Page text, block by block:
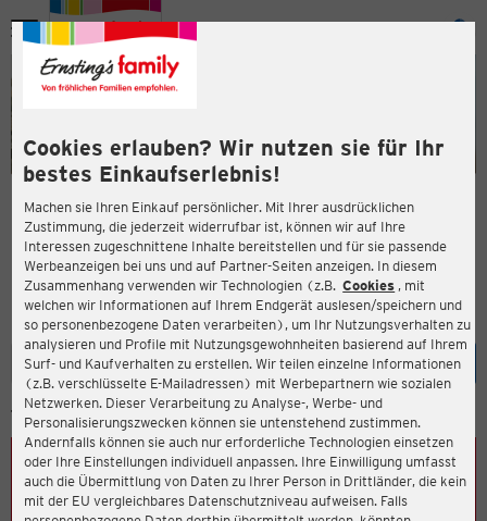
Cookies erlauben? Wir nutzen sie für Ihr
bestes Einkaufserlebnis!
Machen sie Ihren Einkauf persönlicher. Mit Ihrer ausdrücklichen
Zustimmung, die jederzeit widerrufbar ist, können wir auf Ihre
Interessen zugeschnittene Inhalte bereitstellen und für sie passende
Werbeanzeigen bei uns und auf Partner-Seiten anzeigen. In diesem
Zusammenhang verwenden wir Technologien (z.B. Cookies , mit
welchen wir Informationen auf Ihrem Endgerät auslesen/speichern und
so personenbezogene Daten verarbeiten), um Ihr Nutzungsverhalten zu
analysieren und Profile mit Nutzungsgewohnheiten basierend auf Ihrem
Surf- und Kaufverhalten zu erstellen. Wir teilen einzelne Informationen
(z.B. verschlüsselte E-Mailadressen) mit Werbepartnern wie sozialen
Netzwerken. Dieser Verarbeitung zu Analyse-, Werbe- und
Personalisierungszwecken können sie untenstehend zustimmen.
Andernfalls können sie auch nur erforderliche Technologien einsetzen
oder Ihre Einstellungen individuell anpassen. Ihre Einwilligung umfasst
auch die Übermittlung von Daten zu Ihrer Person in Drittländer, die kein
mit der EU vergleichbares Datenschutzniveau aufweisen. Falls
Menü
Unsere Filialen
Gerne begrüßen wir Sie in einer unserer mehr als 2.000
Filialen in Deutschland und Österreich und den Niederlanden.
Finden Sie Ihre Filiale
Eingabe
STANDORT ERMITTELN